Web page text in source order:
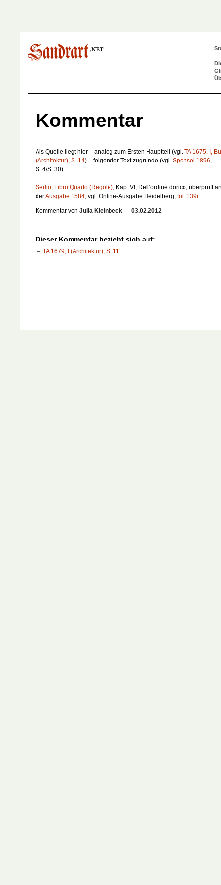
Kommentar
Als Quelle liegt hier – analog zum Ersten Hauptteil (vgl. TA 1675, I,
(Architektur), S. 14) – folgender Text zugrunde (vgl. Sponsel 1896,
S. 4/S. 30):
Serlio, Libro Quarto (Regole), Kap. VI, Dell’ordine dorico, überprüft
derAusgabe 1584, vgl. Online-Ausgabe Heidelberg, fol. 139r.
Kommentar von Julia Kleinbeck — 03.02.2012
Dieser Kommentar bezieht sich auf:
TA 1679, I (Architektur), S. 11